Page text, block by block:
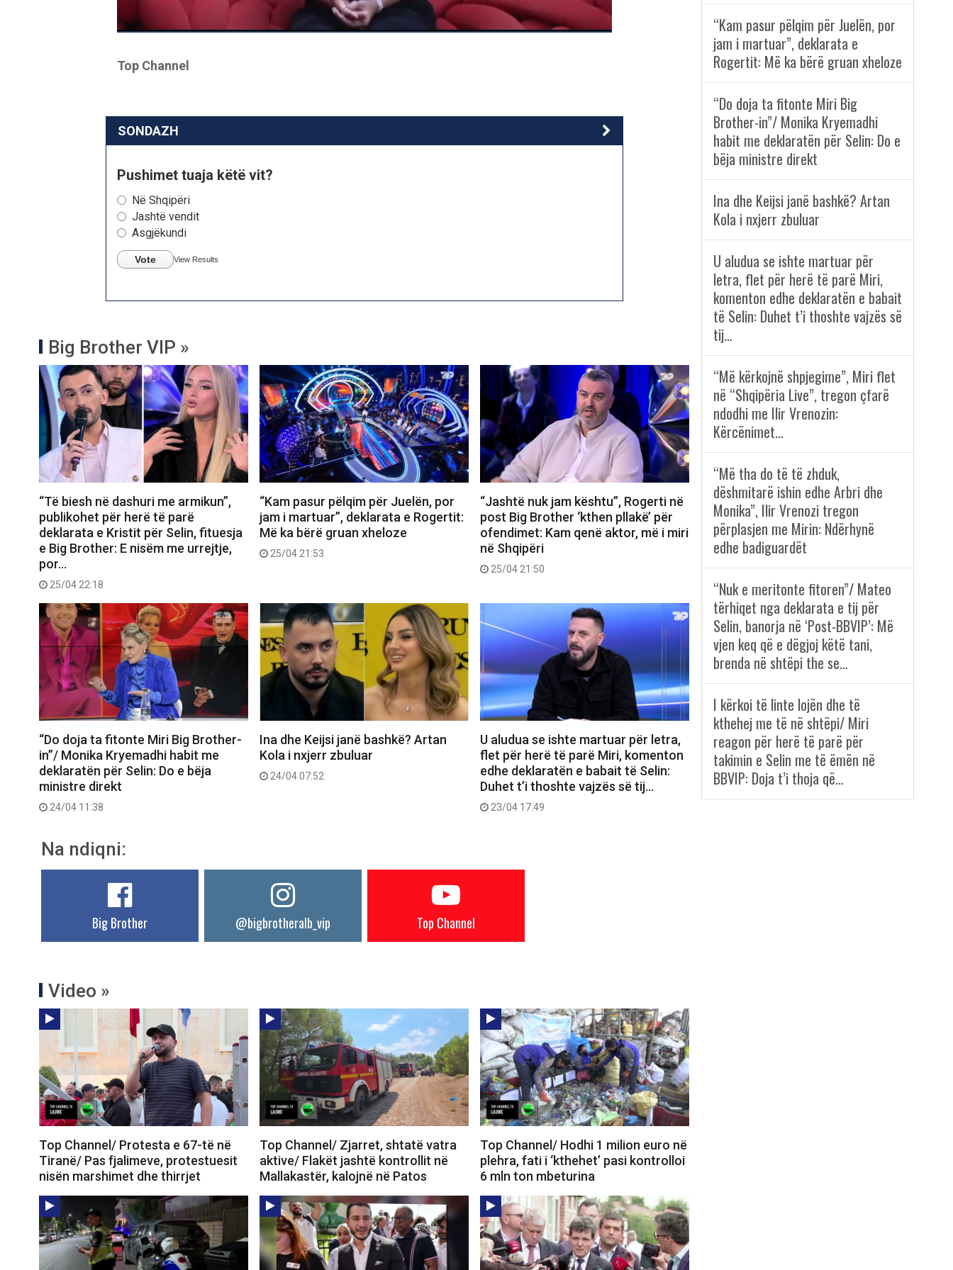
Top Channel
SONDAZH
Pushimet tuaja këtë vit?
Në Shqipëri
Jashtë vendit
Asgjëkundi
Vote View Results
Big Brother VIP »
“Të biesh në dashuri me armikun”,
publikohet për herë të parë
deklarata e Kristit për Selin, fituesja
e Big Brother: E nisëm me urrejtje,
por…
25/04 22:18
“Kam pasur pëlqim për Juelën, por
jam i martuar”, deklarata e Rogertit:
Më ka bërë gruan xheloze
25/04 21:53
“Jashtë nuk jam kështu”, Rogerti në
post Big Brother ‘kthen pllakë’ për
ofendimet: Kam qenë aktor, më i miri
në Shqipëri
25/04 21:50
“Do doja ta fitonte Miri Big Brother-
in”/ Monika Kryemadhi habit me
deklaratën për Selin: Do e bëja
ministre direkt
24/04 11:38
Ina dhe Keijsi janë bashkë? Artan
Kola i nxjerr zbuluar
24/04 07:52
U aludua se ishte martuar për letra,
flet për herë të parë Miri, komenton
edhe deklaratën e babait të Selin:
Duhet t’i thoshte vajzës së tij…
23/04 17:49
Na ndiqni:
Big Brother @bigbrotheralb_vip Top Channel
Video »
Top Channel/ Protesta e 67-të në
Tiranë/ Pas fjalimeve, protestuesit
nisën marshimet dhe thirrjet
Top Channel/ Zjarret, shtatë vatra
aktive/ Flakët jashtë kontrollit në
Mallakastër, kalojnë në Patos
Top Channel/ Hodhi 1 milion euro në
plehra, fati i ‘kthehet’ pasi kontrolloi
6 mln ton mbeturina
“Kam pasur pëlqim për Juelën, por
jam i martuar”, deklarata e
Rogertit: Më ka bërë gruan xheloze
“Do doja ta fitonte Miri Big
Brother-in”/ Monika Kryemadhi
habit me deklaratën për Selin: Do e
bëja ministre direkt
Ina dhe Keijsi janë bashkë? Artan
Kola i nxjerr zbuluar
U aludua se ishte martuar për
letra, flet për herë të parë Miri,
komenton edhe deklaratën e babait
të Selin: Duhet t’i thoshte vajzës së
tij…
“Më kërkojnë shpjegime”, Miri flet
në “Shqipëria Live”, tregon çfarë
ndodhi me Ilir Vrenozin:
Kërcënimet…
“Më tha do të të zhduk,
dëshmitarë ishin edhe Arbri dhe
Monika”, Ilir Vrenozi tregon
përplasjen me Mirin: Ndërhynë
edhe badiguardët
“Nuk e meritonte fitoren”/ Mateo
tërhiqet nga deklarata e tij për
Selin, banorja në ‘Post-BBVIP’: Më
vjen keq që e dëgjoj këtë tani,
brenda në shtëpi the se…
I kërkoi të linte lojën dhe të
kthehej me të në shtëpi/ Miri
reagon për herë të parë për
takimin e Selin me të ëmën në
BBVIP: Doja t’i thoja që…